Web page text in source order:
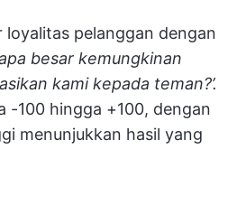
pelanggan dengan
besar kemungkinan
kami kepada teman?’.
-100 hingga +100, dengan
menunjukkan hasil yang